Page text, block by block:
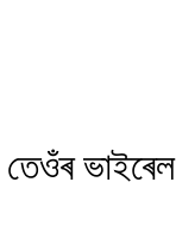
তেওঁৰ ভাইৰেল